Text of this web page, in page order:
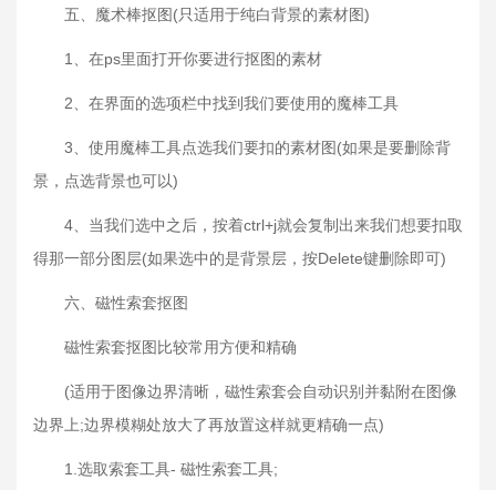
五、魔术棒抠图(只适用于纯白背景的素材图)
1、在ps里面打开你要进行抠图的素材
2、在界面的选项栏中找到我们要使用的魔棒工具
3、使用魔棒工具点选我们要扣的素材图(如果是要删除背
景，点选背景也可以)
4、当我们选中之后，按着ctrl+j就会复制出来我们想要扣取
得那一部分图层(如果选中的是背景层，按Delete键删除即可)
六、磁性索套抠图
磁性索套抠图比较常用方便和精确
(适用于图像边界清晰，磁性索套会自动识别并黏附在图像
边界上;边界模糊处放大了再放置这样就更精确一点)
1.选取索套工具- 磁性索套工具;